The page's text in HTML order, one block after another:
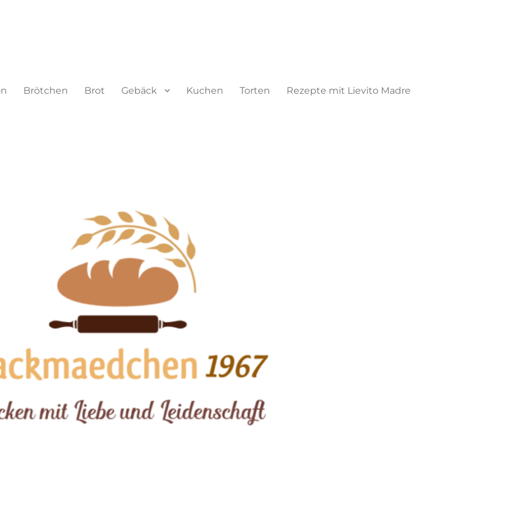
Brötchen Brot Gebäck Kuchen Torten Rezepte mit Lievito Madre